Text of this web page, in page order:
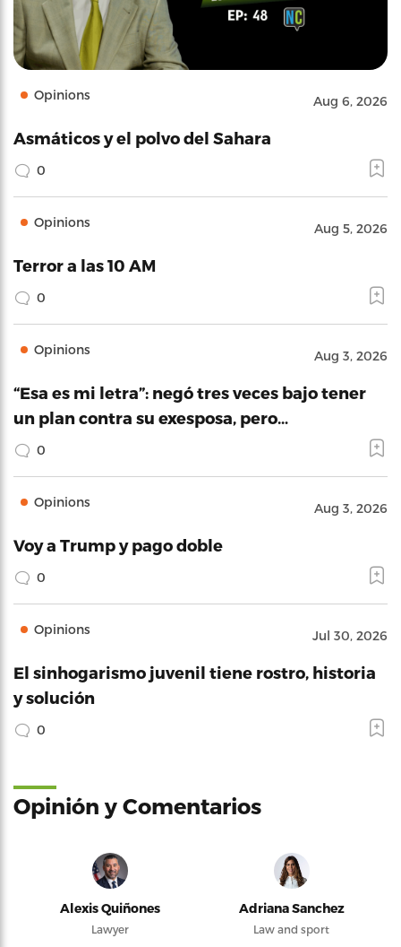
Opinions Aug 6, 2026
Asmáticos y el polvo del Sahara
0
Opinions Aug 5, 2026
Terror a las 10 AM
0
Opinions Aug 3, 2026
“Esa es mi letra”: negó tres veces bajo tener
un plan contra su exesposa, pero…
0
Opinions Aug 3, 2026
Voy a Trump y pago doble
0
Opinions Jul 30, 2026
El sinhogarismo juvenil tiene rostro, historia
y solución
0
Opinión y Comentarios
Alexis Quiñones
Lawyer
Adriana Sanchez
Law and sport